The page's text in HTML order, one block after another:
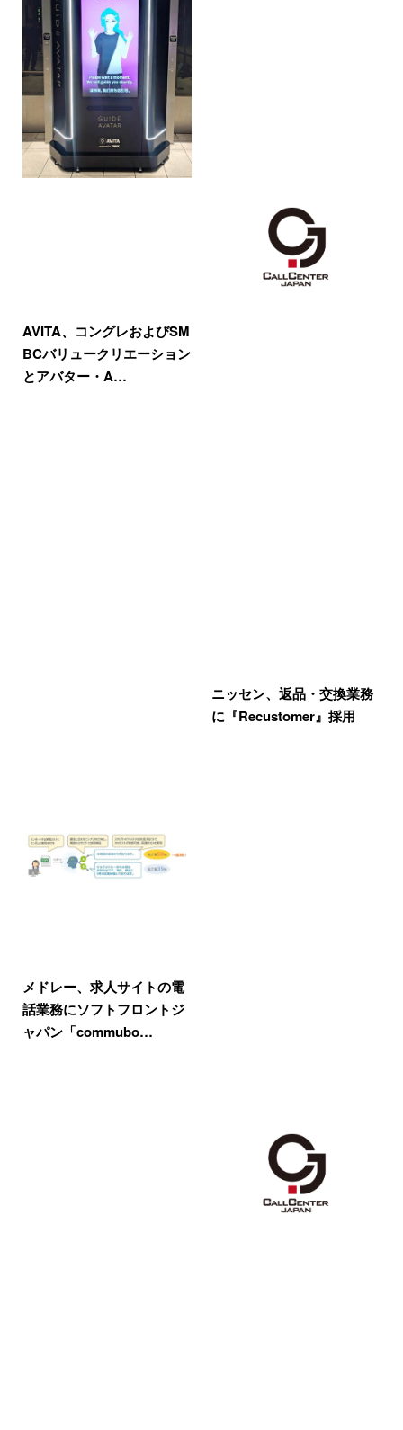
AVITA、コングレおよびSM
BCバリュークリエーション
とアバター・A…
ニッセン、返品・交換業務
に『Recustomer』採用
メドレー、求人サイトの電
話業務にソフトフロントジ
ャパン「commubo…